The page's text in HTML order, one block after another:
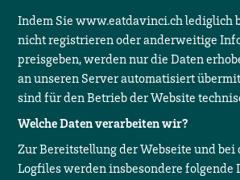
Indem Siewww.eatdavinci.chlediglich
nicht registrieren oder anderweitige
preisgeben, werden nur die Daten
an unseren Server automatisiert
sind für den Betrieb der Website
Welche Daten verarbeiten wir?
Zur Bereitstellung der Webseite und bei
Logfiles werden insbesondere folgende